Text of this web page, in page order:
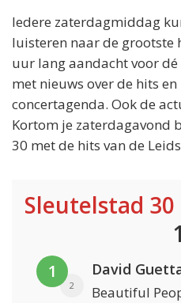
Iedere zaterdagmiddag
luisteren naar de grootste
uur lang aandacht voor
met nieuws over de hits
concertagenda. Ook de
Kortom je zaterdagavond
30 met de hits van de
Sleutelstad 30
1
2
David
Beautiful